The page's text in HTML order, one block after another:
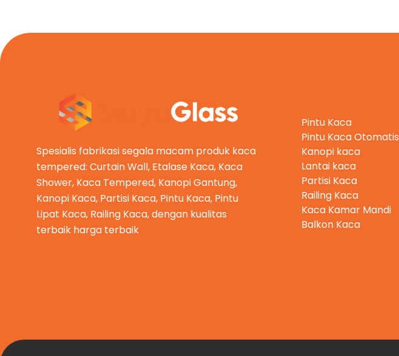
Spesialis fabrikasi segala macam produk kaca
tempered: Curtain Wall, Etalase Kaca, Kaca
Shower, Kaca Tempered, Kanopi Gantung,
Kanopi Kaca, Partisi Kaca, Pintu Kaca, Pintu
Lipat Kaca, Railing Kaca, dengan kualitas
terbaik harga terbaik
Pintu Kaca
Pintu Kaca Otomatis
Kanopi kaca
Lantai kaca
Partisi Kaca
Railing Kaca
Kaca Kamar Mandi
Balkon Kaca